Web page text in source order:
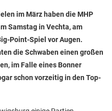
im März haben die MHP
Samstag in Vechta, am
Point-Spiel vor Augen.
die Schwaben einen großen
im Falle eines Bonner
schon vorzeitig in den Top-